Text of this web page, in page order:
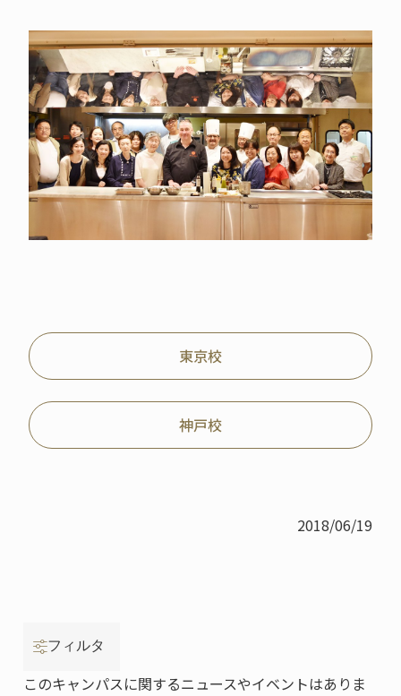
東京校
神戸校
2018/06/19
フィルタ
このキャンパスに関するニュースやイベントはありま